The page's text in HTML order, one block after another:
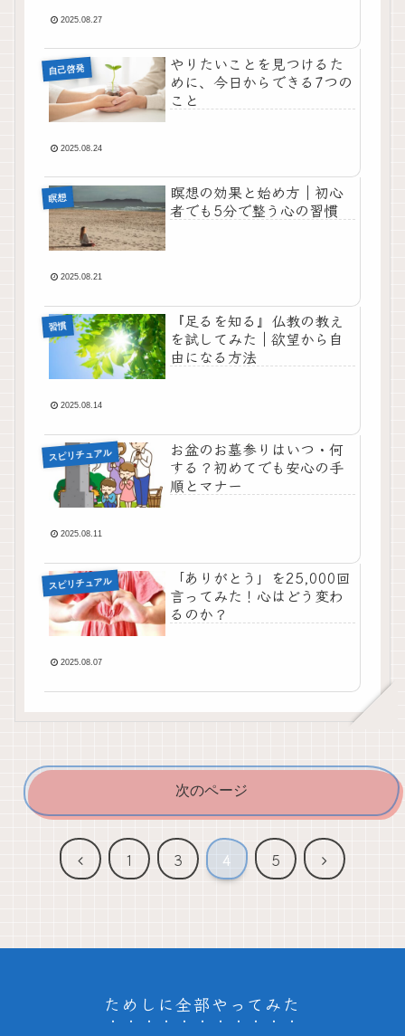
2025.08.27
自己啓発
やりたいことを見つけるた
めに、今日からできる7つの
こと
2025.08.24
瞑想
瞑想の効果と始め方｜初心
者でも5分で整う心の習慣
2025.08.21
習慣
『足るを知る』仏教の教え
を試してみた｜欲望から自
由になる方法
2025.08.14
スピリチュアル
お盆のお墓参りはいつ・何
する？初めてでも安心の手
順とマナー
2025.08.11
スピリチュアル
「ありがとう」を25,000回
言ってみた！心はどう変わ
るのか？
2025.08.07
次のページ
前
1 3 4 5
次
ためしに全部やってみた